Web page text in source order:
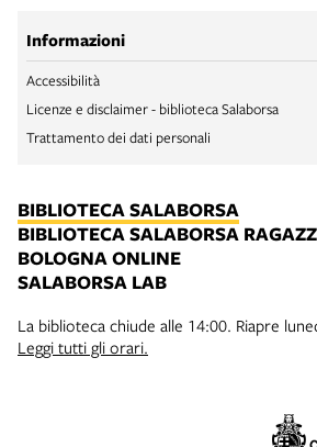
Informazioni
Accessibilità
Licenze e disclaimer - biblioteca Salaborsa
Trattamento dei dati personali
BIBLIOTECA SALABORSA
BIBLIOTECA SALABORSA
BOLOGNA ONLINE
SALABORSA LAB
La biblioteca chiude alle 14:00. Riapre
Leggi tutti gli orari.